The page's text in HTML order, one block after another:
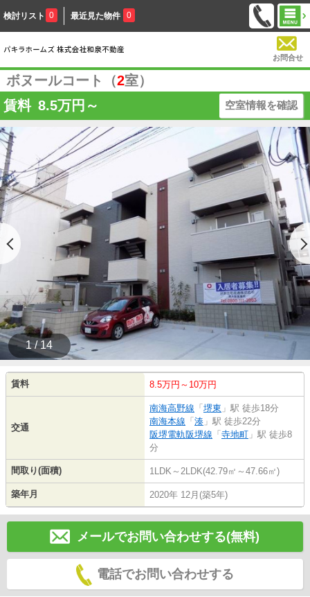
検討リスト 0 最近見た物件 0
お問合せ
ボヌールコート（2室）
賃料 8.5万円～ 空室情報を確認
1 / 14
賃料 8.5万円～10万円
交通
南海高野線 「 堺東 」駅 徒歩18分
南海本線 「 湊 」駅 徒歩22分
阪堺電軌阪堺線 「 寺地町 」駅 徒歩8
分
間取り(面積) 1LDK～2LDK(42.79㎡～47.66㎡)
築年月 2020年 12月(築5年)
メールでお問い合わせする(無料)
電話でお問い合わせする